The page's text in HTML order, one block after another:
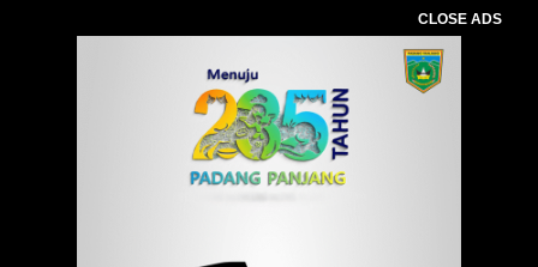
CLOSE ADS